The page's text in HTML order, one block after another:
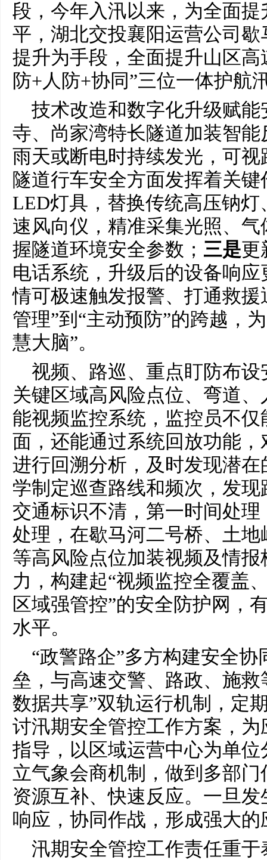
段，今年入汛以来，为全面
平，湖北交投襄阳运营公司
提升为手段，全面提升山区
防+人防+协同”三位一体护航
技术改造和数字化升级赋能
寺、尚家湾特长隧道加装智
雨天或断电时持续发光，可
隧道行车安全方面发挥着关键
LED灯具，替换传统高压钠
速风向仪，精准采集光照、
握隧道环境安全参数； 三是更
电话系统，升级后的设备响
情可极速触发报警、打通救
管理”到“主动预防”的跨越，
慧大脑”。
视频、路巡、重点盯防布
关键区域高风险点位、弯道
能视频监控系统，监控员不
面，还能通过系统回放功能
进行回溯分析，及时发现潜
学制定巡查路线和频次，发
交通标识不清，第一时间处
处理，在歇马河二号桥、土
等高风险点位加装视频及情
力，构建起“视频监控全覆盖
区域强管控”的安全防护网，
水平。
“政警路企”多方构建安全
垒，与高速交警、路政、施
数据共享”双轨运行机制，定
讨汛期安全管控工作方案，
指导，以区域运营中心为单
立气象会商机制，做到多部
资源互补、快速反应。一旦
响应，协同作战，形成强大
汛期安全管控工作责任重